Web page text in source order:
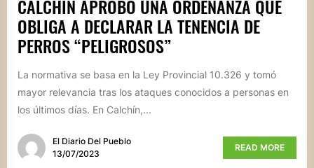
CALCHÍN APROBÓ UNA ORDENANZA QUE
OBLIGA A DECLARAR LA TENENCIA DE
PERROS “PELIGROSOS”
La normativa se basa en la Ley Provincial 10.326 y tomó
mayor relevancia tras los ataques conocidos a personas en
los últimos días. En Calchín,...
El Diario Del Pueblo
13/07/2023
READ MORE